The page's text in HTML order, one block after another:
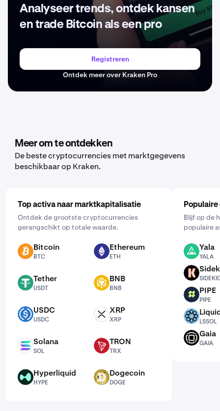
Analyseer trends, ontdek kansen
en trade Bitcoin als een pro
Registreren
Ontdek meer over Kraken Pro
Meer om te ontdekken
De beste cryptocurrencies met marktgegevens
beschikbaar op Kraken.
Top activa naar marktkapitalisatie
Ontdek de grootste cryptocurrencies
gerangschikt op totale waarde.
BTC Bitcoin
BTC
ETH Ethereum
ETH
USDT Tether
USDT
BNB BNB
BNB
USDC USDC
USDC
XRP XRP
XRP
SOL Solana
SOL
TRX TRON
TRX
HYPE Hyperliquid
HYPE
DOGE Dogecoin
DOGE
Blijf op de
populaire
YALA Yala
YALA
SIDEKICK
PIPE PIPE
PIPE
LSSOL
LSSOL
Gaia
GAIA